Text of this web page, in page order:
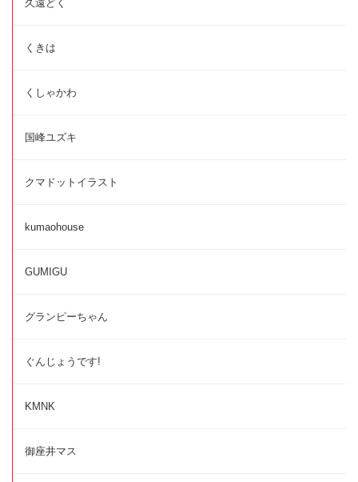
久遠どく
くきは
くしゃかわ
国峰ユズキ
クマドットイラスト
kumaohouse
GUMIGU
グランピーちゃん
ぐんじょうです!
KMNK
御座井マス